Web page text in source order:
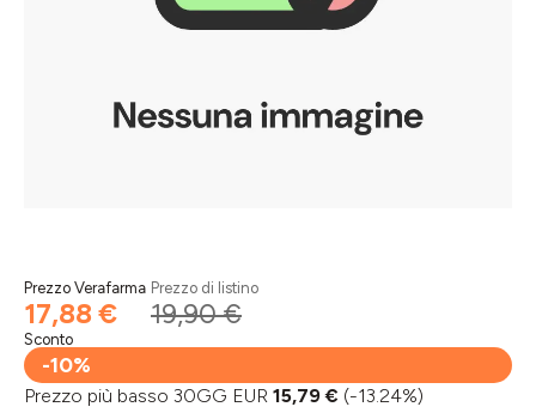
Prezzo Verafarma
17,88 €
Prezzo di listino
19,90 €
Sconto
-10%
Prezzo più basso 30GG EUR 15,79 € (-13.24%)